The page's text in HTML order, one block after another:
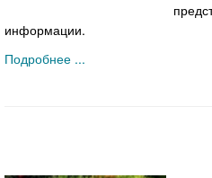
информации.
Подробнее ...